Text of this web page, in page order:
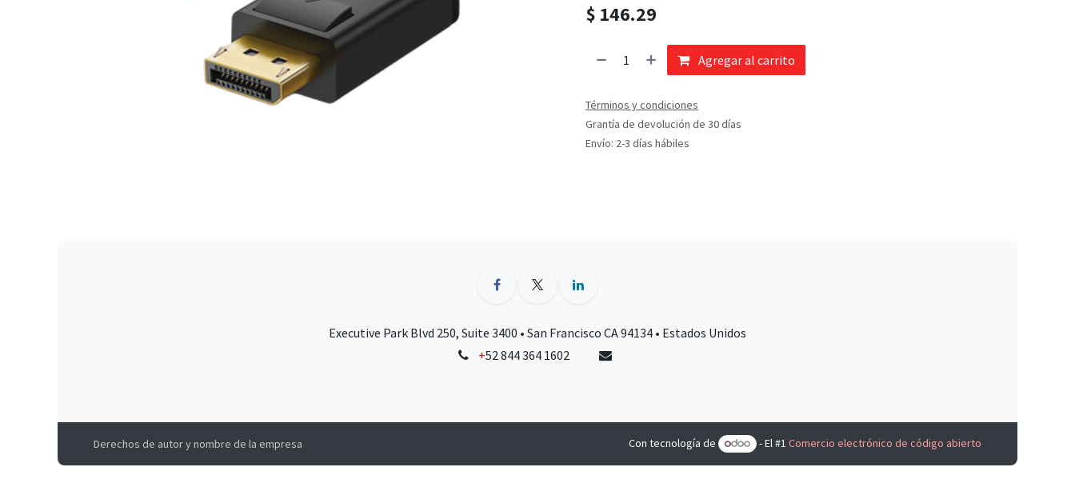
$ 146.29
Agregar al carrito
Términos y condiciones
Grantía de devolución de 30 días
Envío: 2-3 días hábiles
Executive Park Blvd 250, Suite 3400 • San Francisco CA 94134 • Estados Unidos
+52 844 364 1602
Derechos de autor y nombre de la empresa Con tecnología de - El #1 Comercio electrónico de código abierto